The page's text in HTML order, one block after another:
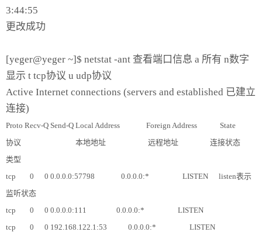
3:44:55
更改成功
[yeger@yeger ~]$ netstat -ant 查看端口信息 a 所有 n数字
显示 t tcp协议 u udp协议
Active Internet connections (servers and established 已建立
连接)
Proto Recv-Q Send-Q Local Address Foreign Address State
协议 本地地址 远程地址 连接状态
类型
tcp 0 0 0.0.0.0:57798 0.0.0.0:* LISTEN listen表示
监听状态
tcp 0 0 0.0.0.0:111 0.0.0.0:* LISTEN
tcp 0 0 192.168.122.1:53 0.0.0.0:* LISTEN